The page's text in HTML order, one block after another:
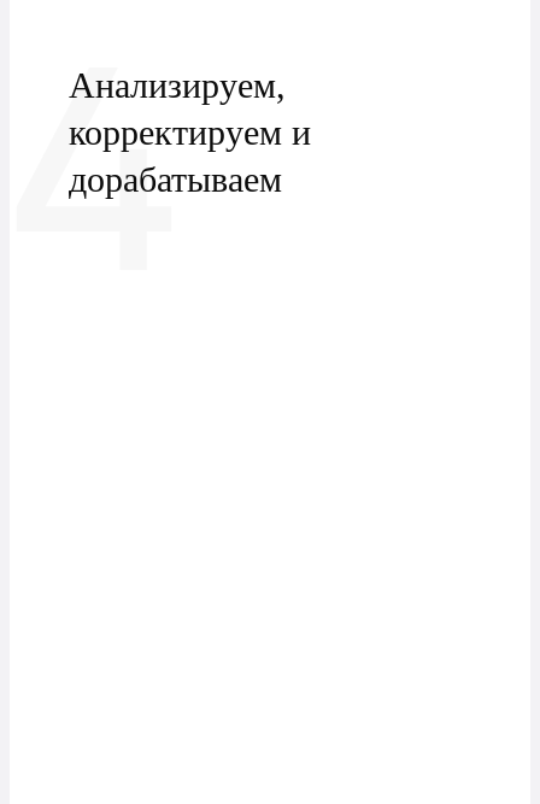
4
Анализируем,
корректируем и
дорабатываем